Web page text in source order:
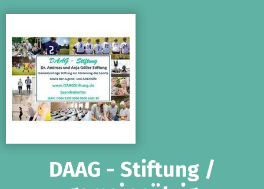
DAAG - Stiftung /